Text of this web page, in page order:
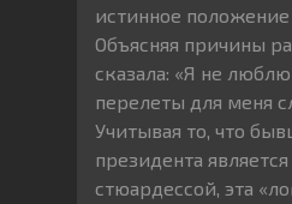
истинное
Объясняя причины
сказала: «Я не
перелеты для меня
Учитывая то, что
президента
стюардессой, эта